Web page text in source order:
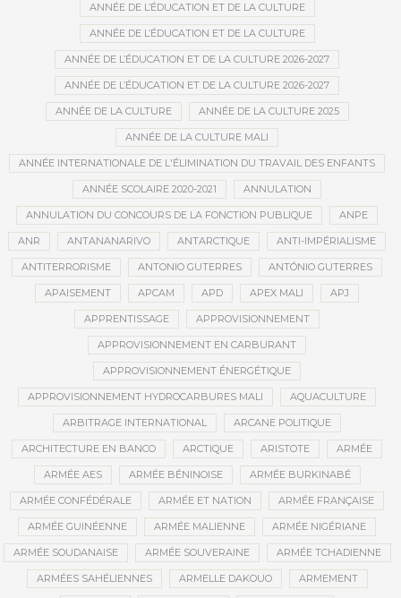
ANNÉE DE L’ÉDUCATION ET DE LA CULTURE
ANNÉE DE L’ÉDUCATION ET DE LA CULTURE
ANNÉE DE L’ÉDUCATION ET DE LA CULTURE 2026-2027
ANNÉE DE L’ÉDUCATION ET DE LA CULTURE 2026-2027
ANNÉE DE LA CULTURE ANNÉE DE LA CULTURE 2025
ANNÉE DE LA CULTURE MALI
ANNÉE INTERNATIONALE DE L'ÉLIMINATION DU TRAVAIL DES ENFANTS
ANNÉE SCOLAIRE 2020-2021 ANNULATION
ANNULATION DU CONCOURS DE LA FONCTION PUBLIQUE ANPE
ANR ANTANANARIVO ANTARCTIQUE ANTI-IMPÉRIALISME
ANTITERRORISME ANTONIO GUTERRES ANTÓNIO GUTERRES
APAISEMENT APCAM APD APEX MALI APJ
APPRENTISSAGE APPROVISIONNEMENT
APPROVISIONNEMENT EN CARBURANT
APPROVISIONNEMENT ÉNERGÉTIQUE
APPROVISIONNEMENT HYDROCARBURES MALI AQUACULTURE
ARBITRAGE INTERNATIONAL ARCANE POLITIQUE
ARCHITECTURE EN BANCO ARCTIQUE ARISTOTE ARMÉE
ARMÉE AES ARMÉE BÉNINOISE ARMÉE BURKINABÉ
ARMÉE CONFÉDÉRALE ARMÉE ET NATION ARMÉE FRANÇAISE
ARMÉE GUINÉENNE ARMÉE MALIENNE ARMÉE NIGÉRIANE
ARMÉE SOUDANAISE ARMÉE SOUVERAINE ARMÉE TCHADIENNE
ARMÉES SAHÉLIENNES ARMELLE DAKOUO ARMEMENT